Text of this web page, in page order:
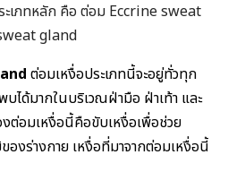
ะเภทหลัก คือ ต่อม Eccrine sweat
gland
ต่อมเหงื่อประเภทนี้จะอยู่ทั่วทุก
บได้มากในบริเวณฝ่ามือ ฝ่าเท้า และ
ต่อมเหงื่อนี้คือขับเหงื่อเพื่อช่วย
งร่างกาย เหงื่อที่มาจากต่อมเหงื่อนี้